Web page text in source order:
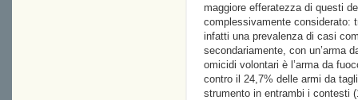
maggiore efferatezza di questi
complessivamente considerato:
infatti una prevalenza di casi
secondariamente, con un’arma
omicidi volontari è l’arma da
contro il 24,7% delle armi da
strumento in entrambi i contesti